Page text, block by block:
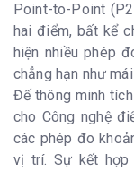
Point-to-Point
hai điểm, bất kể
hiện nhiều phép
chẳng hạn như mái
Đế thông minh
cho Công nghệ
các phép đo
vị trí. Sự kết hợp